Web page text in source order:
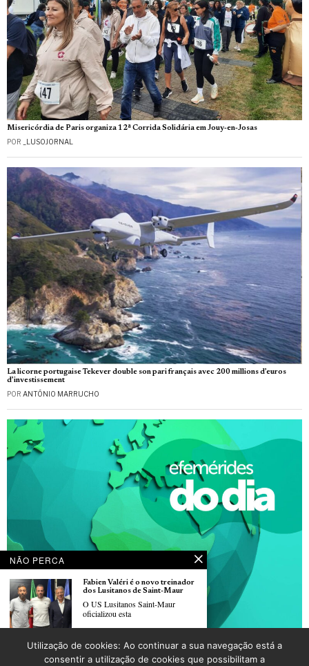
Misericórdia de Paris organiza 12ª Corrida Solidária em Jouy‑en‑Josas
POR _LUSOJORNAL
La licorne portugaise Tekever double son pari français avec 200 millions d’euros
d’investissement
POR ANTÓNIO MARRUCHO
Dia 04 de junho, Dia Internacional das Crianças Inocentes Vítimas de Agressão
_LUSOJORNAL
NÃO PERCA
Fabien Valéri é o novo treinador
dos Lusitanos de Saint-Maur
O US Lusitanos Saint-Maur
oficializou esta
Benfica représente le Portugal à
la Pouss’Cup 2026 de Roubaix
Utilização de cookies: Ao continuar a sua navegação está a
consentir a utilização de cookies que possibilitam a